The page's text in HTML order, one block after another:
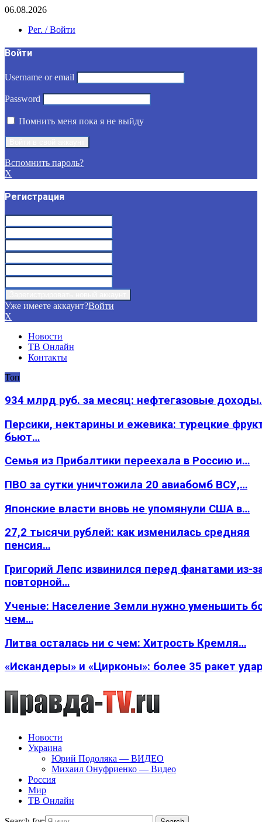
06.08.2026
Рег. / Войти
Войти
Username or email
Password
Помнить меня пока я не выйду
Вспомнить пароль?
X
Регистрация
Уже имеете аккаунт?Войти
X
Новости
ТВ Онлайн
Контакты
Топ
934 млрд руб. за месяц: нефтегазовые
Персики, нектарины и ежевика: турецкие
бьют…
Семья из Прибалтики переехала в Россию и…
ПВО за сутки уничтожила 20 авиабомб ВСУ,…
Японские власти вновь не упомянули США в…
27,2 тысячи рублей: как изменилась средняя
пенсия…
Григорий Лепс извинился перед фанатами из-
повторной…
Ученые: Население Земли нужно уменьшить
чем…
Литва осталась ни с чем: Хитрость Кремля…
«Искандеры» и «Цирконы»: более 35 ракет
Новости
Украина
Юрий Подоляка — ВИДЕО
Михаил Онуфриенко — Видео
Россия
Мир
ТВ Онлайн